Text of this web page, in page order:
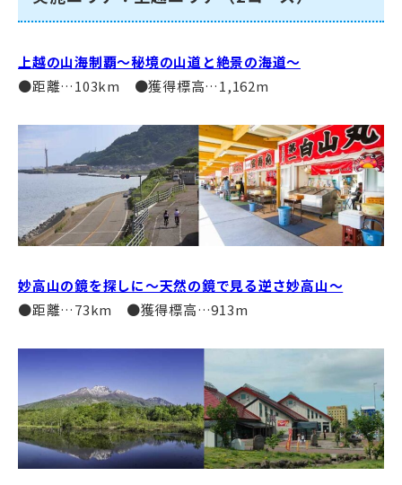
上越の山海制覇～秘境の山道と絶景の海道～
●距離…103km ●獲得標高…1,162m
妙高山の鏡を探しに～天然の鏡で見る逆さ妙高山～
●距離…73km ●獲得標高…913m